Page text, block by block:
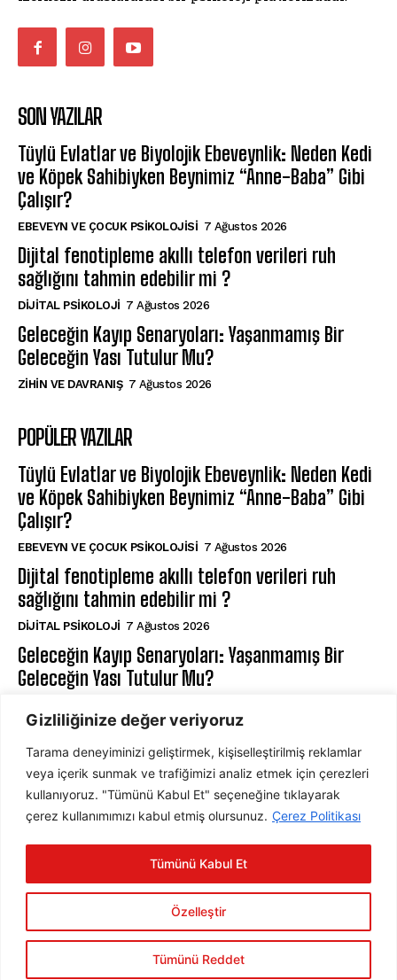
Gizliliğinize değer veriyoruz
Tarama deneyiminizi geliştirmek, kişiselleştirilmiş reklamlar
veya içerik sunmak ve trafiğimizi analiz etmek için çerezleri
kullanıyoruz. "Tümünü Kabul Et" seçeneğine tıklayarak
çerez kullanımımızı kabul etmiş olursunuz. Çerez Politikası
Özelleştir
Tümünü Reddet
Tümünü Kabul Et
SON YAZILAR
Tüylü Evlatlar ve Biyolojik Ebeveynlik: Neden Kedi
ve Köpek Sahibiyken Beynimiz “Anne-Baba” Gibi
Çalışır?
EBEVEYN VE ÇOCUK PSIKOLOJISI 7 Ağustos 2026
Dijital fenotipleme akıllı telefon verileri ruh
sağlığını tahmin edebilir mi ?
DIJITAL PSIKOLOJI 7 Ağustos 2026
Geleceğin Kayıp Senaryoları: Yaşanmamış Bir
Geleceğin Yası Tutulur Mu?
⁠ZIHIN VE DAVRANIŞ 7 Ağustos 2026
POPÜLER YAZILAR
Tüylü Evlatlar ve Biyolojik Ebeveynlik: Neden Kedi
ve Köpek Sahibiyken Beynimiz “Anne-Baba” Gibi
Çalışır?
EBEVEYN VE ÇOCUK PSIKOLOJISI 7 Ağustos 2026
Dijital fenotipleme akıllı telefon verileri ruh
sağlığını tahmin edebilir mi ?
DIJITAL PSIKOLOJI 7 Ağustos 2026
Geleceğin Kayıp Senaryoları: Yaşanmamış Bir
Geleceğin Yası Tutulur Mu?
ABONE OL
ABONE OL
okudum, onaylıyorum.
2025 © Psychology Times Türkiye Tüm hakları saklıdır.